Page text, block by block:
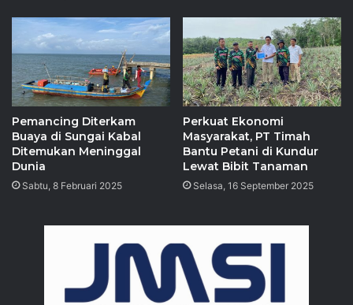
Pemancing Diterkam
Buaya di Sungai Kabal
Ditemukan Meninggal
Dunia
Sabtu, 8 Februari 2025
Perkuat Ekonomi
Masyarakat, PT Timah
Bantu Petani di Kundur
Lewat Bibit Tanaman
Selasa, 16 September 2025